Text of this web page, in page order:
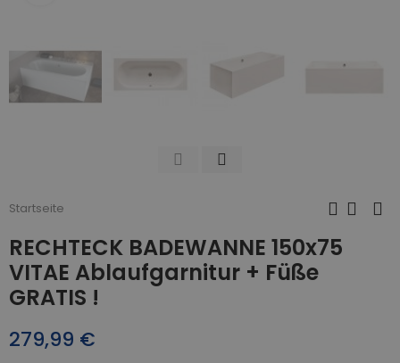
Startseite
RECHTECK BADEWANNE 150x75
VITAE Ablaufgarnitur + Füße
GRATIS !
279,99 €